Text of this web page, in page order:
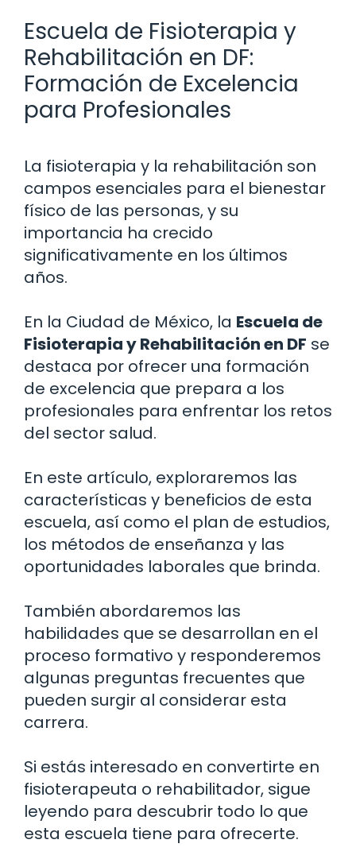
Escuela de Fisioterapia y
Rehabilitación en DF:
Formación de Excelencia
para Profesionales
La fisioterapia y la rehabilitación son
campos esenciales para el bienestar
físico de las personas, y su
importancia ha crecido
significativamente en los últimos
años.
En la Ciudad de México, la Escuela de
Fisioterapia y Rehabilitación en DF se
destaca por ofrecer una formación
de excelencia que prepara a los
profesionales para enfrentar los retos
del sector salud.
En este artículo, exploraremos las
características y beneficios de esta
escuela, así como el plan de estudios,
los métodos de enseñanza y las
oportunidades laborales que brinda.
También abordaremos las
habilidades que se desarrollan en el
proceso formativo y responderemos
algunas preguntas frecuentes que
pueden surgir al considerar esta
carrera.
Si estás interesado en convertirte en
fisioterapeuta o rehabilitador, sigue
leyendo para descubrir todo lo que
esta escuela tiene para ofrecerte.